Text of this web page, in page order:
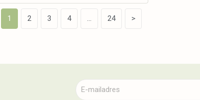
1 2 3 4 … 24 >